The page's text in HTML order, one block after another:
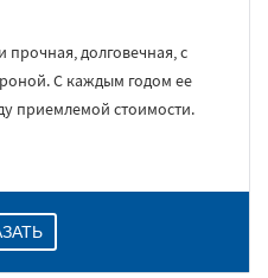
долговечная, с
С каждым годом ее
приемлемой стоимости.